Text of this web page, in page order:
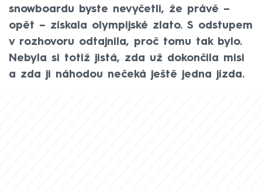
snowboardu byste nevyčetli, že právě –
opět – získala olympijské zlato. S odstupem
v rozhovoru odtajnila, proč tomu tak bylo.
Nebyla si totiž jistá, zda už dokončila misi
a zda ji náhodou nečeká ještě jedna jízda.